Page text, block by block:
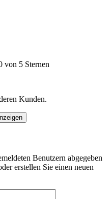
von 5 Sternen
Kunden.
Benutzern abgegeben
erstellen Sie einen neuen